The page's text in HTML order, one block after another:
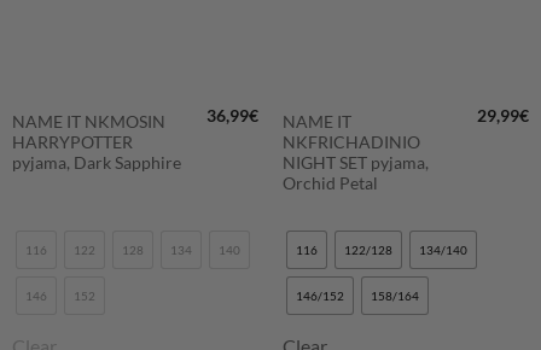
NAME IT NKMOSIN
HARRYPOTTER
pyjama, Dark Sapphire
36,99€
116 122 128 134 140
146 152
NAME IT
NKFRICHADINIO
NIGHT SET pyjama,
Orchid Petal
29,99€
116 122/128 134/140
146/152 158/164